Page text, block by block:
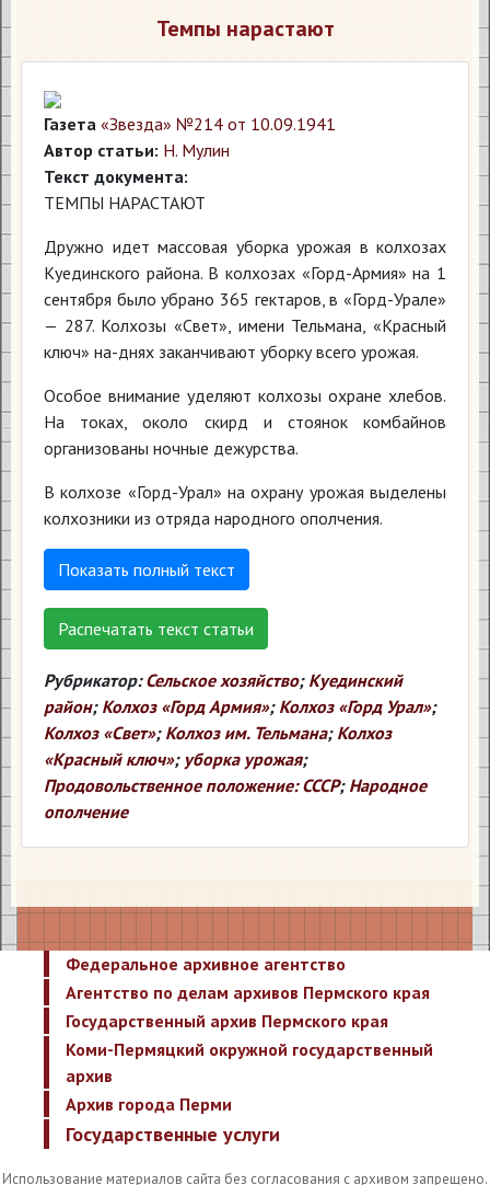
Темпы нарастают
Газета «Звезда» №214 от 10.09.1941
Автор статьи: Н. Мулин
Текст документа:
ТЕМПЫ НАРАСТАЮТ
Дружно идет массовая уборка урожая в колхозах
Куединского района. В колхозах «Горд-Армия» на 1
сентября было убрано 365 гектаров, в «Горд-Урале»
— 287. Колхозы «Свет», имени Тельмана, «Красный
ключ» на-днях заканчивают уборку всего урожая.
Особое внимание уделяют колхозы охране хлебов.
На токах, около скирд и стоянок комбайнов
организованы ночные дежурства.
В колхозе «Горд-Урал» на охрану урожая выделены
колхозники из отряда народного ополчения.
Показать полный текст
Распечатать текст статьи
Рубрикатор: Сельское хозяйство; Куединский
район; Колхоз «Горд Армия»; Колхоз «Горд Урал»;
Колхоз «Свет»; Колхоз им. Тельмана; Колхоз
«Красный ключ»; уборка урожая;
Продовольственное положение: СССР; Народное
ополчение
Федеральное архивное агентство
Агентство по делам архивов Пермского края
Государственный архив Пермского края
Коми-Пермяцкий окружной государственный
архив
Архив города Перми
Государственные услуги
Использование материалов сайта без согласования с архивом запрещено.